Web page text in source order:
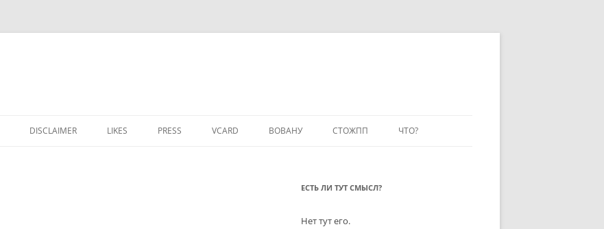
DISCLAIMER LIKES PRESS VCARD ВОВАНУ СТОЖПП ЧТО?
ЕСТЬ ЛИ ТУТ СМЫСЛ?
Нет тут его.